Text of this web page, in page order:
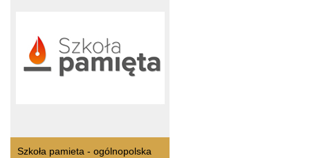
Szkoła pamieta - ogólnopolska